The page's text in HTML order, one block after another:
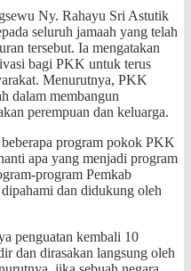
Ny. Rahayu Sri Astutik
seluruh jamaah yang telah
tersebut. Ia mengatakan
bagi PKK untuk terus
Menurutnya, PKK
dalam membangun
perempuan dan keluarga.
program pokok PKK
apa yang menjadi program
program Pemkab
dan didukung oleh
penguatan kembali 10
dan dirasakan langsung oleh